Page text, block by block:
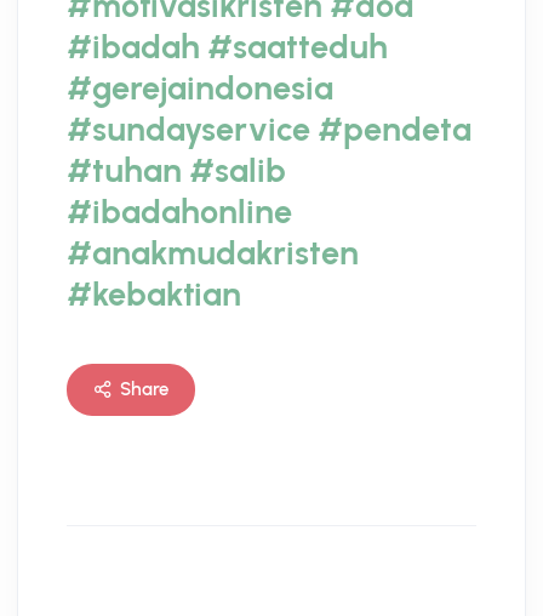
#ibadah #saatteduh
#gerejaindonesia
#sundayservice #pendeta
#tuhan #salib
#ibadahonline
#anakmudakristen
#kebaktian
Share